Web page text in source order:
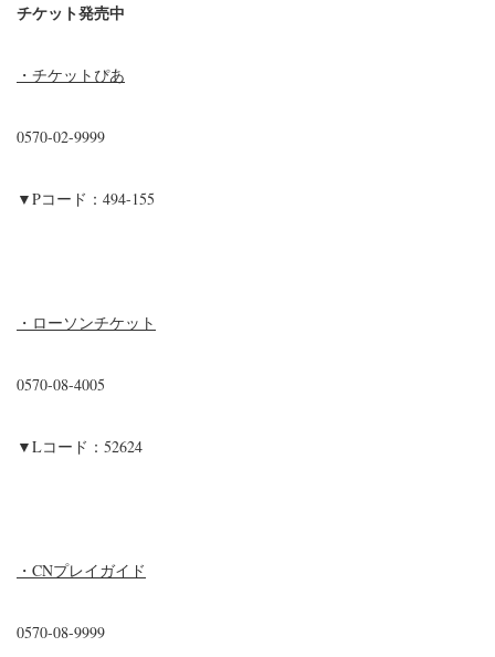
チケット発売中
・チケットぴあ
0570-02-9999
▼Pコード：494-155
・ローソンチケット
0570-08-4005
▼Lコード：52624
・CNプレイガイド
0570-08-9999